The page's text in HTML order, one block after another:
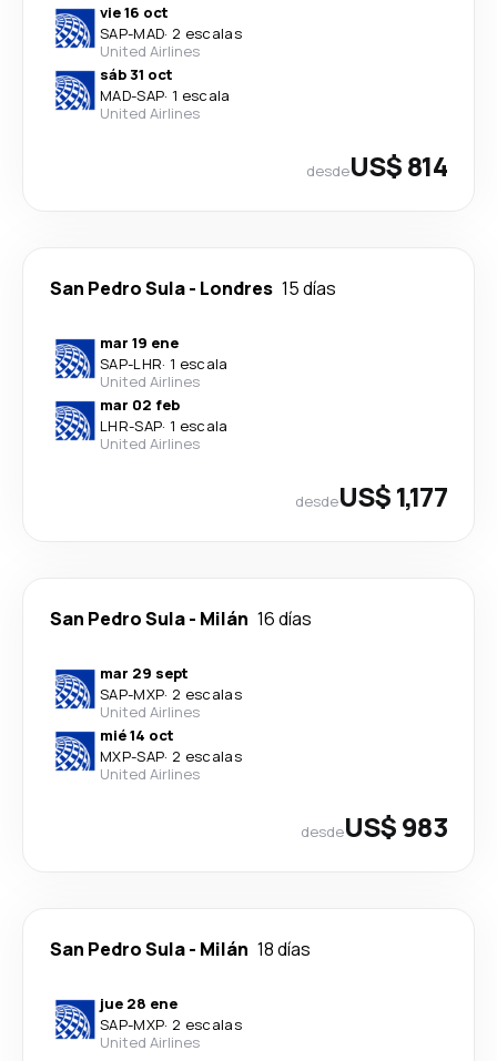
vie 16 oct
SAP-MAD· 2 escalas
United Airlines
sáb 31 oct
MAD-SAP· 1 escala
United Airlines
desdeUS$ 814
San Pedro Sula- Londres 15 días
mar 19 ene
SAP-LHR· 1 escala
United Airlines
mar 02 feb
LHR-SAP· 1 escala
United Airlines
desdeUS$ 1,177
San Pedro Sula- Milán 16 días
mar 29 sept
SAP-MXP· 2 escalas
United Airlines
mié 14 oct
MXP-SAP· 2 escalas
United Airlines
desdeUS$ 983
San Pedro Sula- Milán 18 días
jue 28 ene
SAP-MXP· 2 escalas
United Airlines